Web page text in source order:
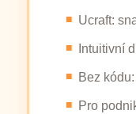
Ucraft:
Intuitivní
Bez
Pro